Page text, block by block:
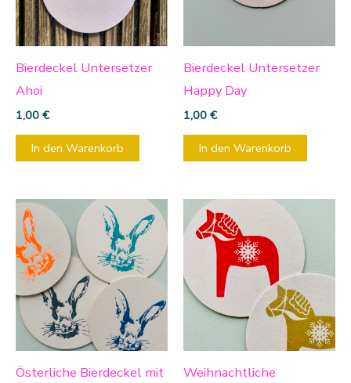
Bierdeckel Untersetzer
Ahoi
1,00 €
In den Warenkorb
Bierdeckel Untersetzer
Happy Day
1,00 €
In den Warenkorb
Österliche Bierdeckel mit
Dieses
Produkt
weist
mehrere
Varianten
auf.
Die
OptionenWeihnachtliche
auf.
Die